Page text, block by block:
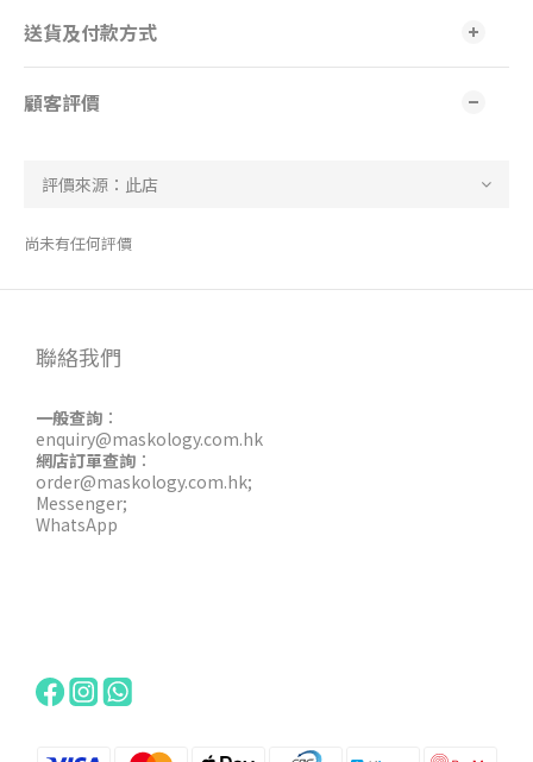
送貨及付款方式
顧客評價
尚未有任何評價
聯絡我們
一般查詢 ：
enquiry@maskology.com.hk
網店訂單查詢 ：
order@maskology.com.hk;
Messenger;
WhatsApp